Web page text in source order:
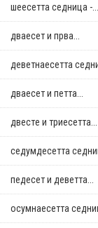
шеесетта седница -...
дваесет и прва...
деветнаесетта
дваесет и петта...
двестe и триесетта...
седумдесетта
педесет и деветта...
осумнaесетта